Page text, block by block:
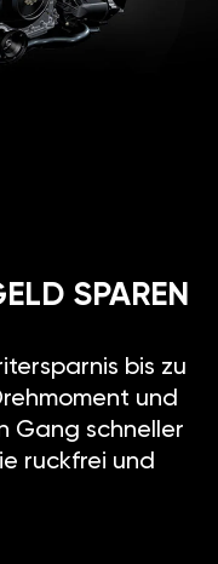
SPAREN
bis zu
und
Gang schneller
ruckfrei und